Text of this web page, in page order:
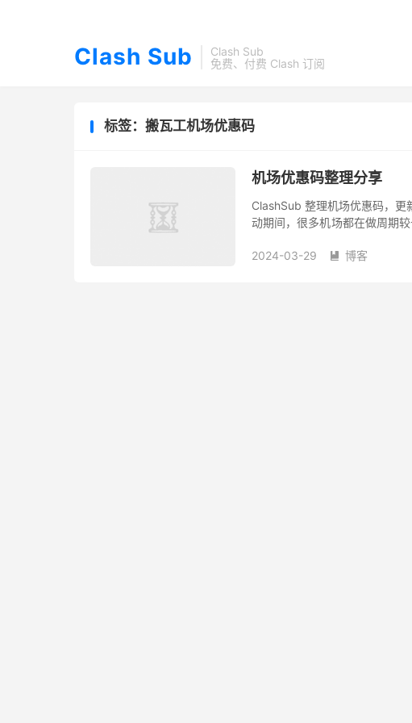
Clash Sub
Clash Sub
免费、付费 Clash 订阅
标签：搬瓦工机场优惠码
机场优惠码整理分享
ClashSub 整理机场优惠码，
动期间，很多机场都在做周期
2024-03-29  博客